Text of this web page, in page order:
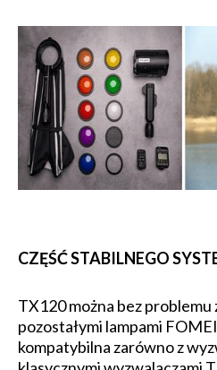
CZĘŚĆ STABILNEGO
TX120 można bez
pozostałymi lampami
kompatybilna zarówno z